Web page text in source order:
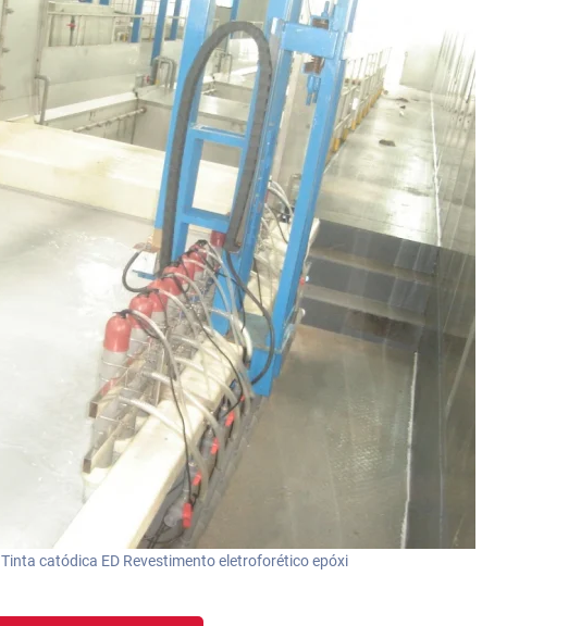
Tinta catódica ED Revestimento eletroforético epóxi